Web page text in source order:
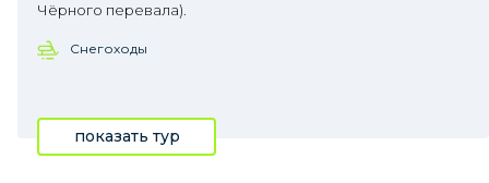
Чёрного перевала).
Снегоходы
показать тур